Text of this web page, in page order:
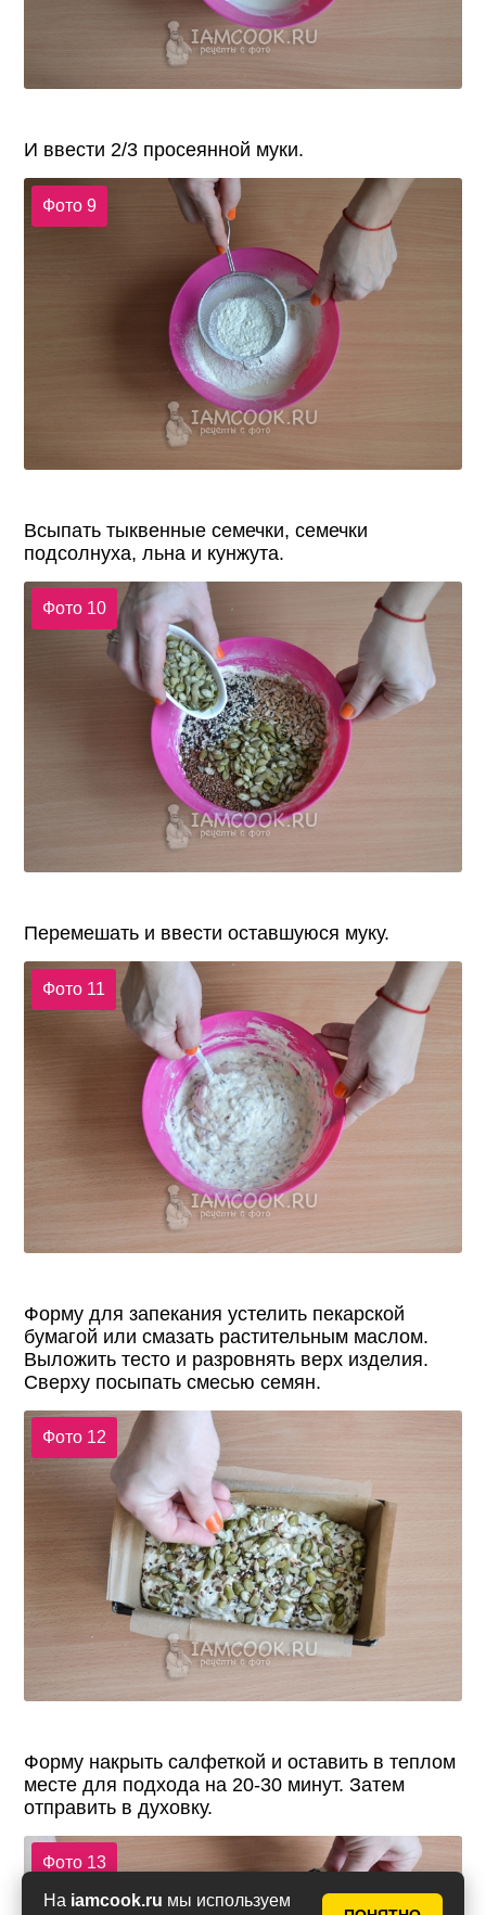
На iamcook.ru мы используем
И ввести 2/3 просеянной муки.
Фото 9
Всыпать тыквенные семечки, семечки
подсолнуха, льна и кунжута.
Фото 10
Перемешать и ввести оставшуюся муку.
Фото 11
Форму для запекания устелить пекарской
бумагой или смазать растительным маслом.
Выложить тесто и разровнять верх изделия.
Сверху посыпать смесью семян.
Фото 12
Форму накрыть салфеткой и оставить в теплом
месте для подхода на 20-30 минут. Затем
отправить в духовку.
Фото 13